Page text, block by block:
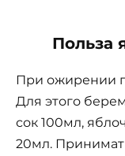
Польза
При ожирении
Для этого
сок 100мл,
20мл.